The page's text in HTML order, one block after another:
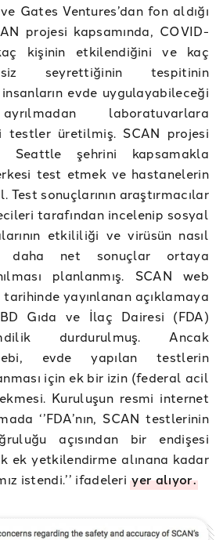
Gates Ventures’dan fon aldığı
projesi kapsamında, COVID-
kişinin etkilendiğini ve kaç
seyrettiğinin tespitinin
evde uygulayabileceği
laboratuvarlara
testler üretilmiş. SCAN projesi
Seattle şehrini kapsamakla
test etmek ve hastanelerin
sonuçlarının araştırmacılar
tarafından incelenip sosyal
etkililiği ve virüsün nasıl
daha net sonuçlar ortaya
planlanmış. SCAN web
tarihinde yayınlanan açıklamaya
Gıda ve İlaç Dairesi (FDA)
durdurulmuş. Ancak
evde yapılan testlerin
için ek bir izin (federal acil
Kuruluşun resmi internet
‘’FDA’nın, SCAN testlerinin
açısından bir endişesi
ek yetkilendirme alınana kadar
istendi.’’ ifadeleriyer alıyor.